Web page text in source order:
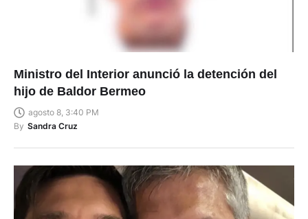
Ministro del Interior anunció la detención del
hijo de Baldor Bermeo
agosto 8, 3:40 PM
By Sandra Cruz